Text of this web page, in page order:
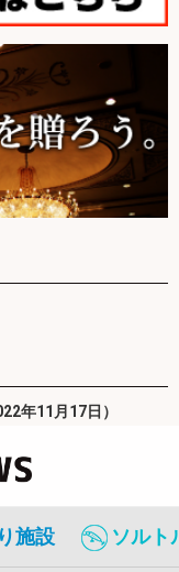
年11月17日）
施設 ソルト